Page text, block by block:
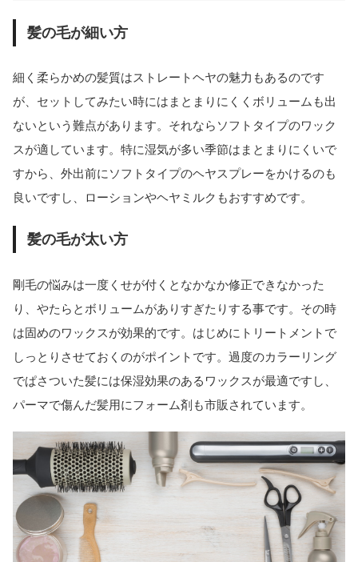
髪の毛が細い方
細く柔らかめの髪質はストレートヘヤの魅力もあるのです
が、セットしてみたい時にはまとまりにくくボリュームも出
ないという難点があります。それならソフトタイプのワック
スが適しています。特に湿気が多い季節はまとまりにくいで
すから、外出前にソフトタイプのヘヤスプレーをかけるのも
良いですし、ローションやヘヤミルクもおすすめです。
髪の毛が太い方
剛毛の悩みは一度くせが付くとなかなか修正できなかった
り、やたらとボリュームがありすぎたりする事です。その時
は固めのワックスが効果的です。はじめにトリートメントで
しっとりさせておくのがポイントです。過度のカラーリング
でぱさついた髪には保湿効果のあるワックスが最適ですし、
パーマで傷んだ髪用にフォーム剤も市販されています。